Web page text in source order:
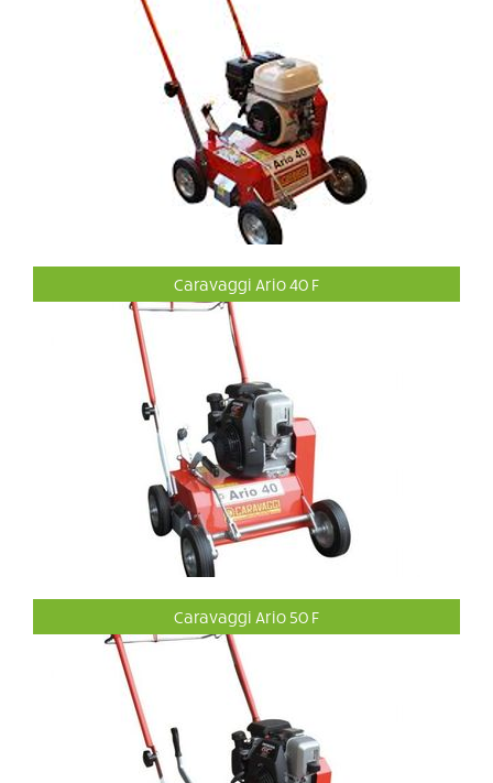
Caravaggi Ario 40 F
Caravaggi Ario 50 F